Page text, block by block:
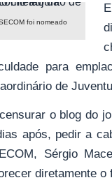
foi nomeado
para
de
o blog do
após, pedir a
Sérgio
diretamente